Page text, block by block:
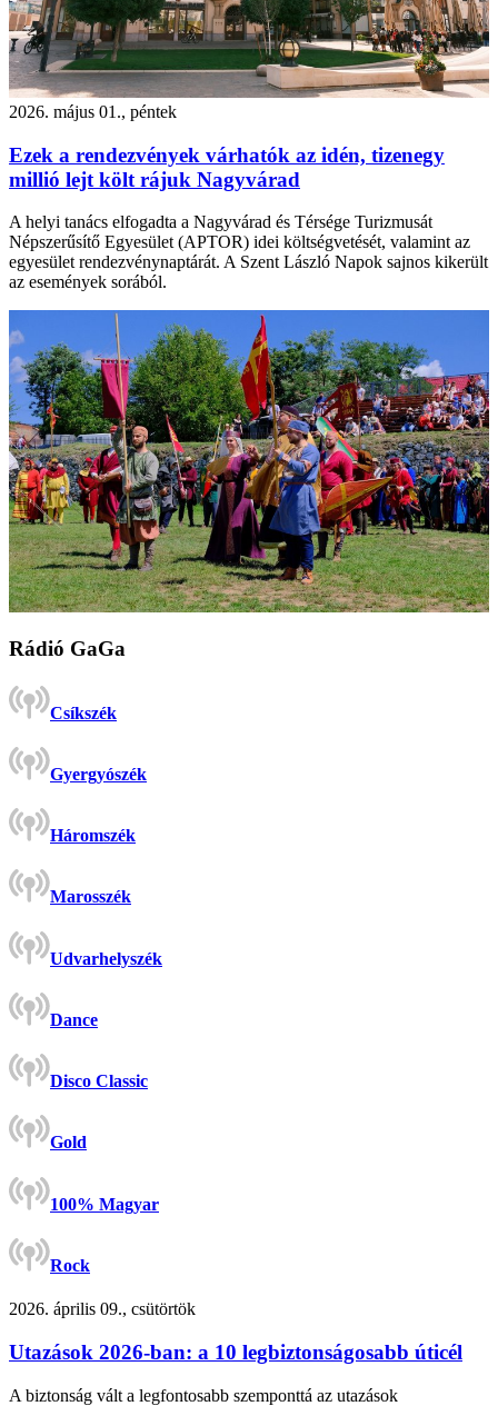
2026. május 01., péntek
Ezek a rendezvények várhatók az idén, tizenegy
millió lejt költ rájuk Nagyvárad
A helyi tanács elfogadta a Nagyvárad és Térsége Turizmusát
Népszerűsítő Egyesület (APTOR) idei költségvetését, valamint az
egyesület rendezvénynaptárát. A Szent László Napok sajnos kikerült
az események sorából.
Rádió GaGa
Csíkszék
Gyergyószék
Háromszék
Marosszék
Udvarhelyszék
Dance
Disco Classic
Gold
100% Magyar
Rock
2026. április 09., csütörtök
Utazások 2026-ban: a 10 legbiztonságosabb úticél
A biztonság vált a legfontosabb szemponttá az utazások